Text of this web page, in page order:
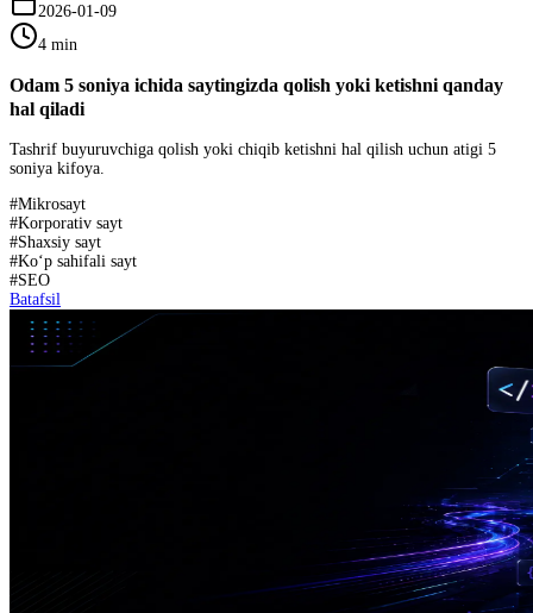
2026-01-09
4 min
Odam 5 soniya ichida saytingizda qolish yoki ketishni qanday
hal qiladi
Tashrif buyuruvchiga qolish yoki chiqib ketishni hal qilish uchun atigi 5
soniya kifoya.
#Mikrosayt
#Korporativ sayt
#Shaxsiy sayt
#Ko‘p sahifali sayt
#SEO
Batafsil